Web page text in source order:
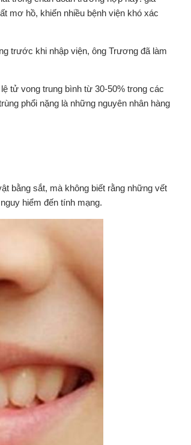
mơ hồ, khiến nhiều bệnh viện khó xác
trước khi nhập viện, ông Trương đã làm
tử vong trung bình từ 30-50% trong các
phổi nặng là những nguyên nhân hàng
bằng sắt, mà không biết rằng những vết
hiểm đến tính mạng.